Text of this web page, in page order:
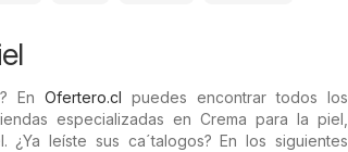
En Ofertero.cl puedes encontrar todos los
especializadas en Crema para la piel,
leíste sus ca´talogos? En los siguientes